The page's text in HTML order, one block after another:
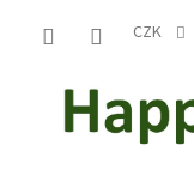
CZK